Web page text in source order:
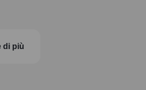
di più